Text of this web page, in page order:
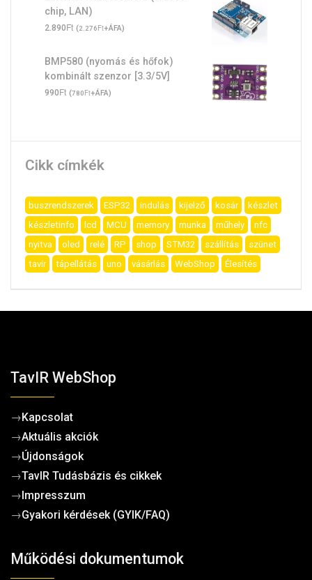
chip, LAN)
2.890Ft (2.276Ft+ÁFA)
BMP580 (nyomás és hőfok)
kombinált szenzor [3.3/5V]
990Ft (780Ft+ÁFA)
Cikk címkék
buszrendszerek ESP32 indulás kijelző kosár
készlet
készletinfo
lcd MCU memory munka műhely
nfc
nyitva
oled relé RP shop STM32 szállítás
szünet
tavir
tápellátás uno vásárlás WebShop Élesítés
TavIR WebShop
→Kapcsolat
→Aktuális akciók
→Újdonságok
→TavIR Tudásbázis és cikkek
→Impresszum
→Gyakori kérdések (GYIK/FAQ)
Működési dokumentumok